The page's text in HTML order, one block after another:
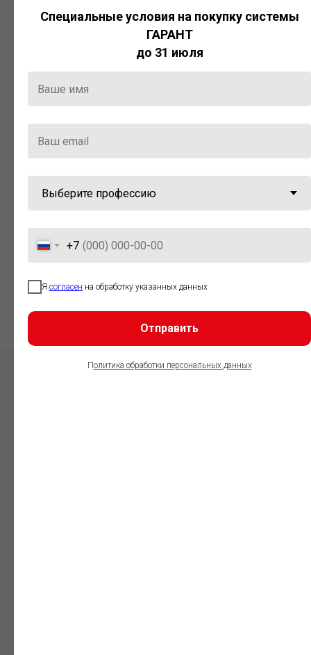
Компания «Гарант» стала
победителем премии «Время
ГАРАНТ
Актуальная правовая информация
и инструменты для максимально
эффективной работы с ней.
Специальные условия на покупку системы
ГАРАНТ
до 31 июля
+7
Я согласен на обработку указанных данных
Отправить
Политика обработки персональных данных